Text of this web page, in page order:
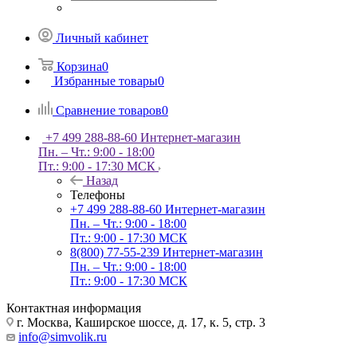
Личный кабинет
Корзина0
Избранные товары0
Сравнение товаров0
+7 499 288-88-60 Интернет-магазин
Пн. – Чт.: 9:00 - 18:00
Пт.: 9:00 - 17:30 МСК
Назад
Телефоны
+7 499 288-88-60 Интернет-магазин
Пн. – Чт.: 9:00 - 18:00
Пт.: 9:00 - 17:30 МСК
8(800) 77-55-239 Интернет-магазин
Пн. – Чт.: 9:00 - 18:00
Пт.: 9:00 - 17:30 МСК
Контактная информация
г. Москва, Каширское шоссе, д. 17, к. 5, стр. 3
info@simvolik.ru